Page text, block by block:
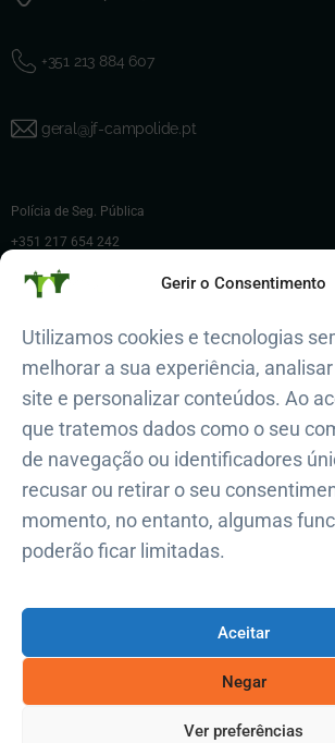
Gerir o Consentimento
Utilizamos cookies e tecnologias
melhorar a sua experiência,
site e personalizar conteúdos. Ao
que tratemos dados como o seu
de navegação ou identificadores
recusar ou retirar o seu
momento, no entanto, algumas
poderão ficar limitadas.
Aceitar
Negar
Ver preferências
+351 213 884 607
geral@jf-campolide.pt
Polícia de Seg. Pública
+351 217 654 242
Polícia Municipal de Lisboa
Regimento de Bombeiros Sapadores
800 913 913
Proteção Civil de Campolide
+351 914 924 321
direitos reservados